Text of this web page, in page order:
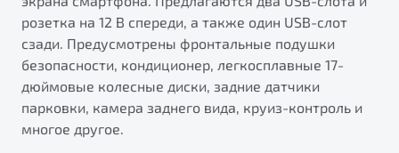
розетка на 12 В спереди, а также один USB-слот
сзади. Предусмотрены фронтальные подушки
безопасности, кондиционер, легкосплавные 17-
дюймовые колесные диски, задние датчики
парковки, камера заднего вида, круиз-контроль и
многое другое.